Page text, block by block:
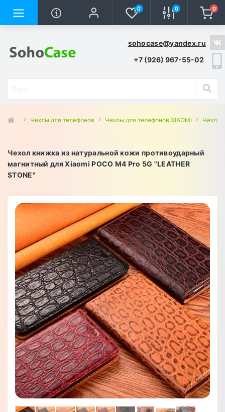
0 0 0
sohocase@yandex.ru
+7 (926) 967-55-02
Чехлы для телефонов Чехлы для телефонов XIAOMI Чехлы
Чехол книжка из натуральной кожи противоударный
магнитный для Xiaomi POCO M4 Pro 5G "LEATHER
STONE"